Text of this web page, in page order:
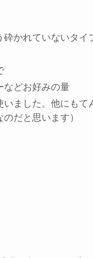
砕かれていないタイ
などお好みの量
いました。他にも
だと思います）